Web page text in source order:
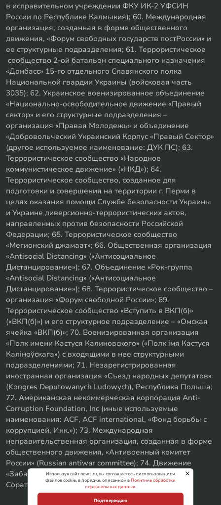
в исправительном учреждении ФКУ ИК-2 УФСИН
России по Республике Калмыкия); 60. Международная
организация, созданная в форме общественного
движения, «Форум свободных государств постРоссии» и
ее структурные подразделения; 61. Террористическое
сообщество 2-ой батальон специального назначения
«Донбасс» 15-го отдельного Славянского полка
Национальной гвардии Украины (войсковая часть
3035); 62. Украинское военизированное объединение
«Национально-освободительное движение «Правый
сектор» и его структурные подразделения –
организация «Правая Молодежь» и объединение
«Добровольческий Украинский Корпус «Правый Сектор»
(другое используемое наименование: ДУК ПС); 63.
Террористическое сообщество «Народное
коммунистическое движение» («НКД»); 64.
Террористическое сообщество, созданное для
подготовки и совершения на территории г. Перми в
целях оказания помощи Службе безопасности Украины
и Украине диверсионно-террористических актов,
направленных против безопасности Российской
Федерации; 65. Террористическое сообщество
«Мегионский джамаат»; 66. Общественная организация
«Antisocial Distancing» («Антисоциальное
Дистанцирование»); 67. Объединение «Рок-группа
«Antisocial Distancing» («Антисоциальное
Дистанцирование»); 68. Террористическое сообщество –
организация «Форум свободной России»; 69.
Террористическое сообщество «Вступить в ВКП(б)»
(«ВКП(б)») и его структурное подразделение – «Омская
ячейка «ВКП(б)»; 70. Военизированная организация
«Полк имени Кастуся Калиновского» («Полк iмя Кастуся
Калiноўскага») с входящими в нее структурными
подразделениями; 71. Незарегистрированная
иностранная организация «Съезд народных депутатов»
(Kongres Deputowanych Ludowych), Республика Польша;
72. Американская некоммерческая корпорация Anti-
Corruption Foundation, Inc (иные используемые
наименования: ACF, ACF international, «Фонд борьбы с
коррупцией, Инк.»); 73. Международная
неправительственная организация, созданная в форме
общественного движения, «Антивоенный комитет
России» (Russian antiwar committee); 74. Движение
«Забайкальское левое объединение»; 75. «SxE
Соратники с Уфы»
Используя сайт news.ru, вы соглашаетесь с использованием
файлов cookie, в порядке, описанном вПолитике обработки
персональных данных.
Подтверждаю